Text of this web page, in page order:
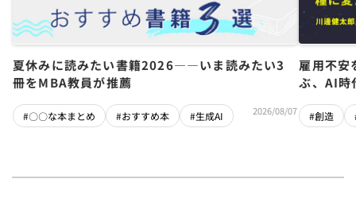
夏休みに読みたい書籍2026――いま読みたい3
冊をMBA教員が推薦
#〇〇な本まとめ #おすすめ本 #生成AI 2026/08/07
雇用不
ぶ、AI時
#創造